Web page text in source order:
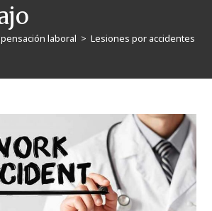
laboral > Lesiones por accidentes